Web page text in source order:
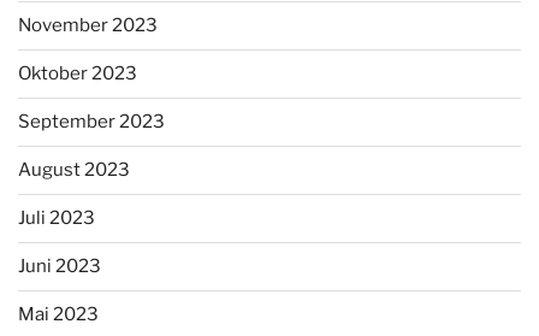
November 2023
Oktober 2023
September 2023
August 2023
Juli 2023
Juni 2023
Mai 2023